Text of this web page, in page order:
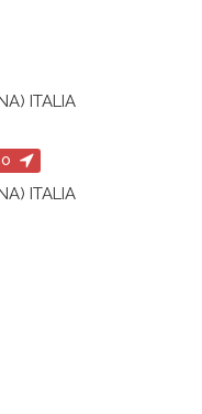
ITALIA
ITALIA